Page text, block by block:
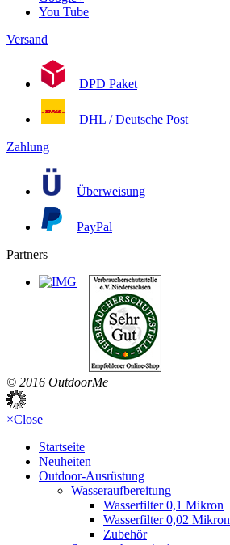
You Tube
Versand
DPD Paket
DHL / Deutsche Post
Zahlung
Überweisung
PayPal
Partners
© 2016 OutdoorMe
×Close
Startseite
Neuheiten
Outdoor-Ausrüstung
Wasseraufbereitung
Wasserfilter 0,1 Mikron
Wasserfilter 0,02 Mikron
Zubehör